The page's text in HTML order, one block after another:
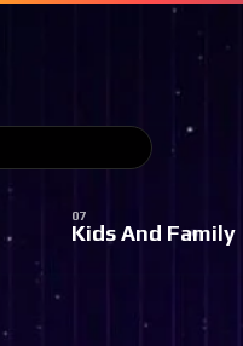
Kids And Family